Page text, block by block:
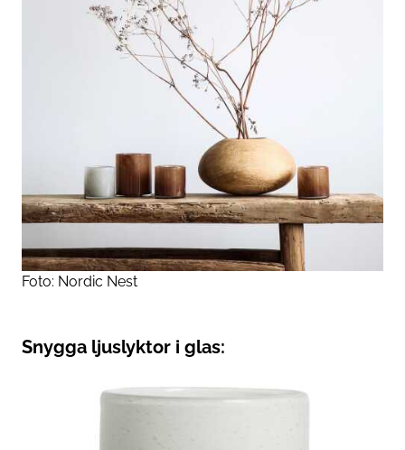
Foto: Nordic Nest
Snygga ljuslyktor i glas: